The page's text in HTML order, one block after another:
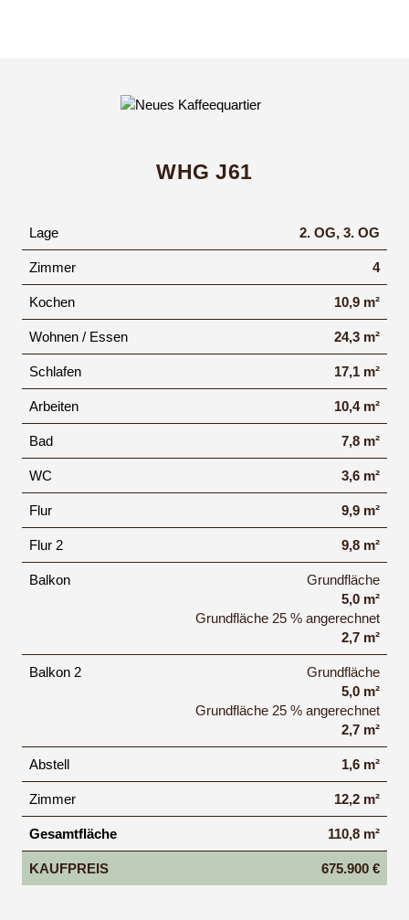
WHG J61
Lage 2. OG, 3. OG
Zimmer 4
Kochen 10,9 m²
Wohnen / Essen 24,3 m²
Schlafen 17,1 m²
Arbeiten 10,4 m²
Bad 7,8 m²
WC 3,6 m²
Flur 9,9 m²
Flur 2 9,8 m²
Balkon
Grundfläche
5,0 m²
Grundfläche 25 % angerechnet
2,7 m²
Balkon 2
Grundfläche
5,0 m²
Grundfläche 25 % angerechnet
2,7 m²
Abstell 1,6 m²
Zimmer 12,2 m²
Gesamtfläche 110,8 m²
KAUFPREIS 675.900 €